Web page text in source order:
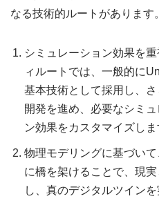
なる技術的ルートがあります。
シミュレーション効果を
ィルートでは、一般的に
基本技術として採用し、
開発を進め、必要なシミ
ン効果をカスタマイズしま
物理モデリングに基づい
に橋を架けることで、現
し、真のデジタルツインを